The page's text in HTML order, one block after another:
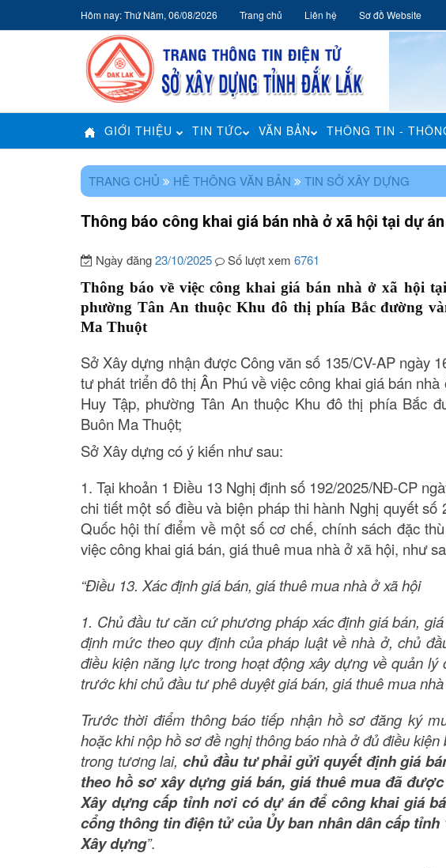
Hôm nay: Thứ Năm, 06/08/2026 Trang chủ Liên hệ Sơ đồ Website
GIỚI THIỆU TIN TỨC VĂN BẢN THÔNG TIN -
TRANG CHỦ HÊ THÔNG VĂN BẢN TIN SỞ XÂY DỰNG
Thông báo công khai giá bán nhà ở xã hội tại dự
Ngày đăng23/10/2025 Số lượt xem 6761
Thông báo về việc công khai giá bán nhà ở xã hội
phường Tân An thuộc Khu đô thị phía Bắc đường
Ma Thuột
Sở Xây dựng nhận được Công văn số 135/CV-AP ngày
tư phát triển đô thị Ân Phú về việc công khai giá bán
Huy Tập, phường Tân An thuộc Khu đô thị phía Bắc
Buôn Ma Thuột;
Sở Xây dựng có ý kiến như sau:
1. Tại khoản 1 Điều 13 Nghị định số 192/2025/NĐ-CP
chi tiết một số điều và biện pháp thi hành Nghị quyết số
Quốc hội thí điểm về một số cơ chế, chính sách đặc
việc công khai giá bán, giá thuê mua nhà ở xã hội, như
“Điều 13. Xác định giá bán, giá thuê mua nhà ở xã hội
1. Chủ đầu tư căn cứ phương pháp xác định giá bán,
định mức theo quy định của pháp luật về nhà ở, chủ
điều kiện năng lực trong hoạt động xây dựng về quản
trước khi chủ đầu tư phê duyệt giá bán, giá thuê mua
Trước thời điểm thông báo tiếp nhận hồ sơ đăng ký
hoặc khi nộp hồ sơ đề nghị thông báo nhà ở đủ điều
trong tương lai,chủ đầu tư phải gửi quyết định giá
theo hồ sơ xây dựng giá bán, giá thuê mua đã
Xây dựng cấp tỉnh nơi có dự án để công khai giá
cổng thông tin điện tử của Ủy ban nhân dân cấp
Xây dựng”.